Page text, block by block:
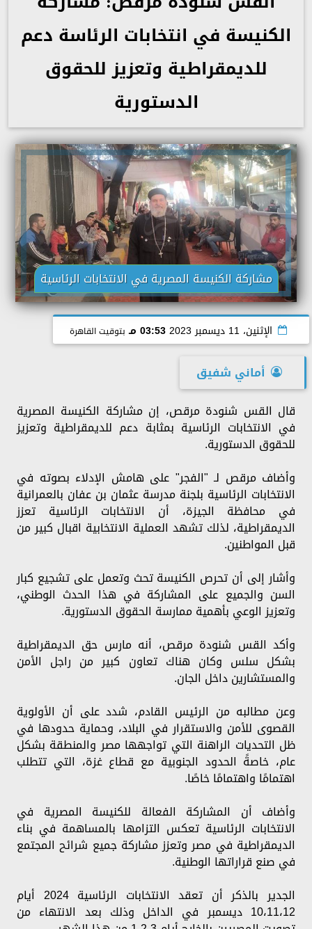
الكنيسة في انتخابات الرئاسة دعم
للديمقراطية وتعزيز للحقوق
الدستورية
مشاركة الكنيسة المصرية في الانتخابات الرئاسية
الإثنين، 11 ديسمبر 2023 03:53 مـ بتوقيت القاهرة
أماني شفيق
قال القس شنودة مرقص، إن مشاركة الكنيسة المصرية
في الانتخابات الرئاسية بمثابة دعم للديمقراطية وتعزيز
للحقوق الدستورية.
وأضاف مرقص لـ "الفجر" على هامش الإدلاء بصوته في
الانتخابات الرئاسية بلجنة مدرسة عثمان بن عفان بالعمرانية
في محافظة الجيزة، أن الانتخابات الرئاسية تعزز
الديمقراطية، لذلك تشهد العملية الانتخابية اقبال كبير من
قبل المواطنين.
وأشار إلى أن تحرص الكنيسة تحث وتعمل على تشجيع كبار
السن والجميع على المشاركة في هذا الحدث الوطني،
وتعزيز الوعي بأهمية ممارسة الحقوق الدستورية.
وأكد القس شنودة مرقص، أنه مارس حق الديمقراطية
بشكل سلس وكان هناك تعاون كبير من راجل الأمن
والمستشارين داخل الجان.
وعن مطالبه من الرئيس القادم، شدد على أن الأولوية
القصوى للأمن والاستقرار في البلاد، وحماية حدودها في
ظل التحديات الراهنة التي تواجهها مصر والمنطقة بشكل
عام، خاصةً الحدود الجنوبية مع قطاع غزة، التي تتطلب
اهتمامًا واهتمامًا خاصًا.
وأضاف أن المشاركة الفعالة للكنيسة المصرية في
الانتخابات الرئاسية تعكس التزامها بالمساهمة في بناء
الديمقراطية في مصر وتعزز مشاركة جميع شرائح المجتمع
في صنع قراراتها الوطنية.
الجدير بالذكر أن تعقد الانتخابات الرئاسية 2024 أيام
10،11،12 ديسمبر في الداخل وذلك بعد الانتهاء من